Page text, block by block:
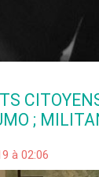
;
à 02:06